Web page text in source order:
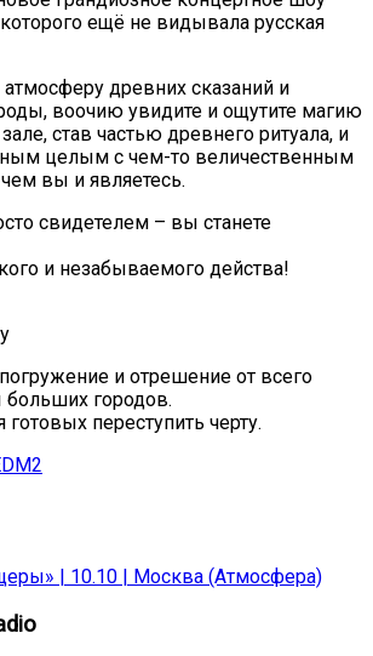
ещё не видывала русская
атмосферу древних сказаний и
воочию увидите и ощутите магию
став частью древнего ритуала, и
целым с чем-то величественным
вы и являетесь.
свидетелем – вы станете
и незабываемого действа!
и отрешение от всего
больших городов.
готовых переступить черту.